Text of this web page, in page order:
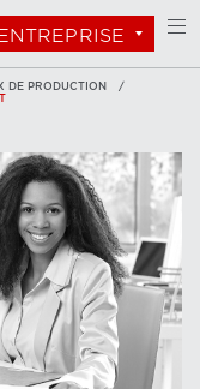
DE PRODUCTION